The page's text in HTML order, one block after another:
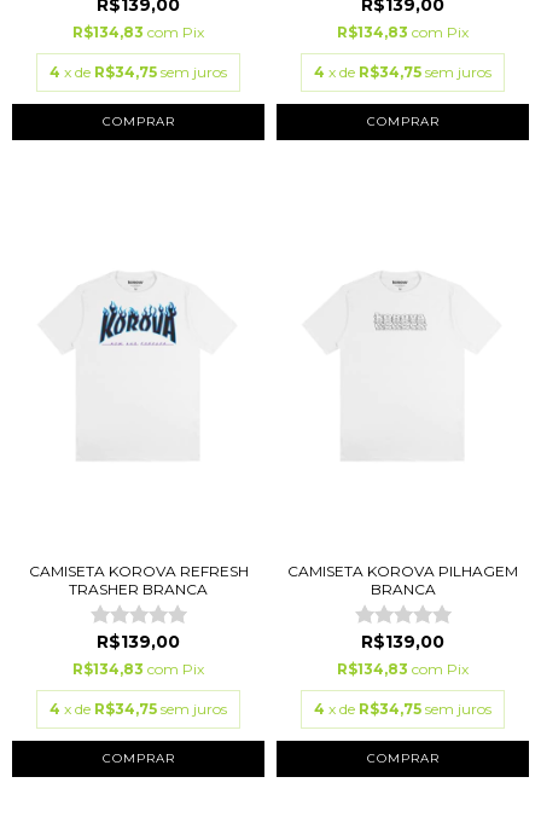
R$139,00
R$134,83 com Pix
4 x de R$34,75 sem juros
COMPRAR
R$139,00
R$134,83 com Pix
4 x de R$34,75 sem juros
COMPRAR
CAMISETA KOROVA REFRESH
TRASHER BRANCA
R$139,00
R$134,83 com Pix
4 x de R$34,75 sem juros
COMPRAR
CAMISETA KOROVA PILHAGEM
BRANCA
R$139,00
R$134,83 com Pix
4 x de R$34,75 sem juros
COMPRAR